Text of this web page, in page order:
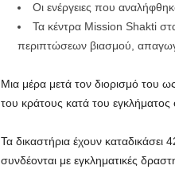
Οι ενέργειες που
Τα κέντρα Mission Shakti
περιπτώσεων βιασμού,
Μια μέρα μετά τον διορισμό του
του κράτους κατά του
Τα δικαστήρια έχουν
συνδέονται με εγκληματικές